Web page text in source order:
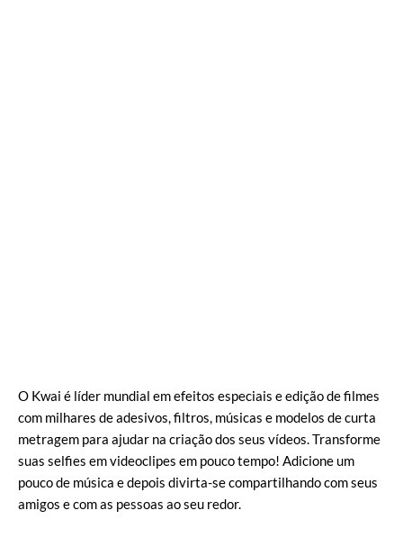
O Kwai é líder mundial em efeitos especiais e edição de filmes
com milhares de adesivos, filtros, músicas e modelos de curta
metragem para ajudar na criação dos seus vídeos. Transforme
suas selfies em videoclipes em pouco tempo! Adicione um
pouco de música e depois divirta-se compartilhando com seus
amigos e com as pessoas ao seu redor.